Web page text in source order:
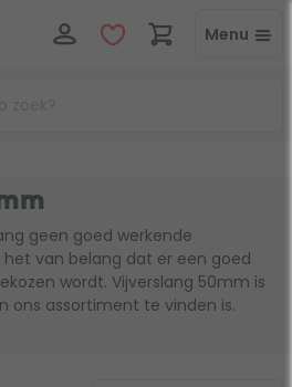
Menu
geen goed werkende
van belang dat er een goed
wordt. Vijverslang 50mm is
ons assortiment te vinden is.